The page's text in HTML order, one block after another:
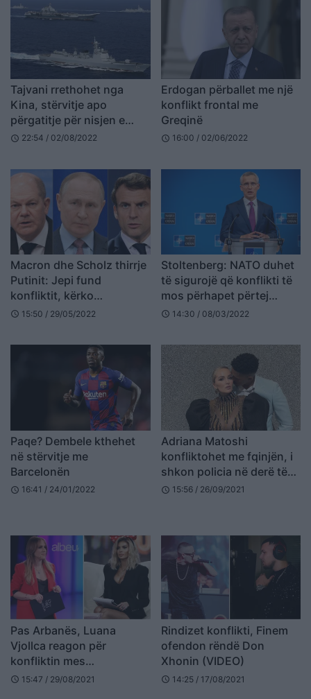
Tajvani rrethohet nga
Kina, stërvitje apo
përgatitje për nisjen e
luftës?
schedule 22:54 / 02/08/2022
Erdogan përballet me një
konflikt frontal me
Greqinë
schedule 16:00 / 02/06/2022
Macron dhe Scholz thirrje
Putinit: Jepi fund
konfliktit, kërko
armëpushim me Ukrainën
schedule 15:50 / 29/05/2022
Stoltenberg: NATO duhet
të sigurojë që konflikti të
mos përhapet përtej
Ukrainës
schedule 14:30 / 08/03/2022
Paqe? Dembele kthehet
në stërvitje me
Barcelonën
schedule 16:41 / 24/01/2022
Adriana Matoshi
konfliktohet me fqinjën, i
shkon policia në derë të
shtëpisë
schedule 15:56 / 26/09/2021
Pas Arbanës, Luana
Vjollca reagon për
konfliktin mes
moderatoreve (FOTO
schedule 15:47 / 29/08/2021
Rindizet konflikti, Finem
ofendon rëndë Don
Xhonin (VIDEO)
schedule 14:25 / 17/08/2021